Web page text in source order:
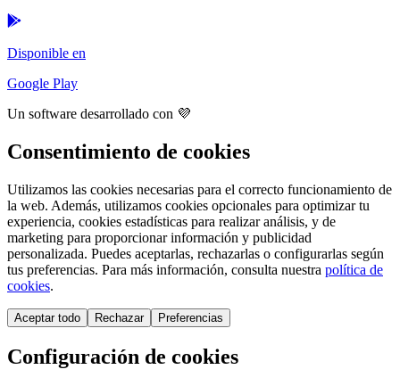
Disponible en
Google Play
Un software desarrollado con 💜
Consentimiento de cookies
Utilizamos las cookies necesarias para el correcto funcionamiento de
la web. Además, utilizamos cookies opcionales para optimizar tu
experiencia, cookies estadísticas para realizar análisis, y de
marketing para proporcionar información y publicidad
personalizada. Puedes aceptarlas, rechazarlas o configurarlas según
tus preferencias. Para más información, consulta nuestra política de
cookies.
Aceptar todo Rechazar Preferencias
Configuración de cookies